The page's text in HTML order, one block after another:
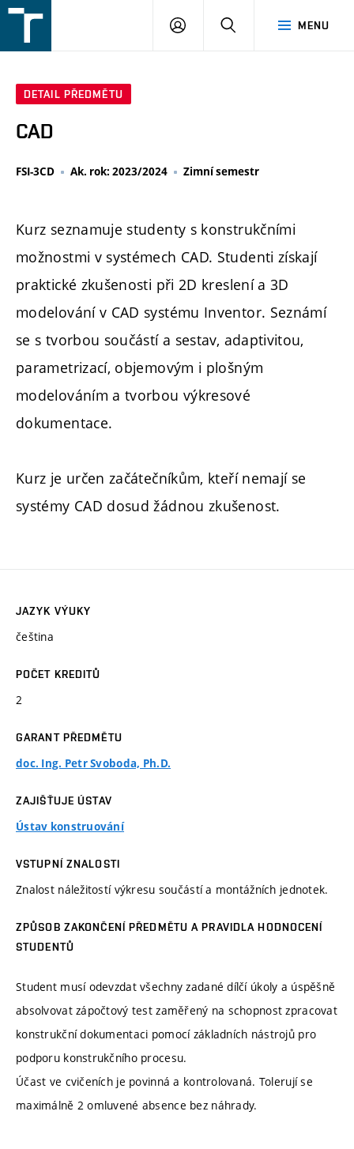
v
MENU
PŘIHLÁŠENÍ
DETAIL PŘEDMĚTU
CAD
FSI-3CD Ak. rok: 2023/2024 Zimní semestr
Kurz seznamuje studenty s konstrukčními
možnostmi v systémech CAD. Studenti získají
praktické zkušenosti při 2D kreslení a 3D
modelování v CAD systému Inventor. Seznámí
se s tvorbou součástí a sestav, adaptivitou,
parametrizací, objemovým i plošným
modelováním a tvorbou výkresové
dokumentace.
Kurz je určen začátečníkům, kteří nemají se
systémy CAD dosud žádnou zkušenost.
JAZYK VÝUKY
čeština
POČET KREDITŮ
2
GARANT PŘEDMĚTU
doc. Ing. Petr Svoboda, Ph.D.
ZAJIŠŤUJE ÚSTAV
Ústav konstruování
VSTUPNÍ ZNALOSTI
Znalost náležitostí výkresu součástí a montážních jednotek.
ZPŮSOB ZAKONČENÍ PŘEDMĚTU A PRAVIDLA HODNOCENÍ
STUDENTŮ
Student musí odevzdat všechny zadané dílčí úkoly a úspěšně
absolvovat zápočtový test zaměřený na schopnost zpracovat
konstrukční dokumentaci pomocí základních nástrojů pro
podporu konstrukčního procesu.
Účast ve cvičeních je povinná a kontrolovaná. Tolerují se
maximálně 2 omluvené absence bez náhrady.